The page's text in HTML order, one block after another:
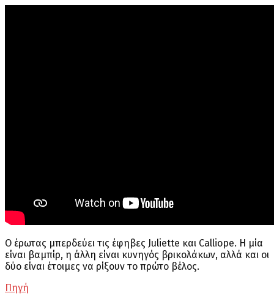
Ο έρωτας μπερδεύει τις έφηβες Juliette και Calliope. Η μία
είναι βαμπίρ, η άλλη είναι κυνηγός βρικολάκων, αλλά και οι
δύο είναι έτοιμες να ρίξουν το πρώτο βέλος.
Πηγή